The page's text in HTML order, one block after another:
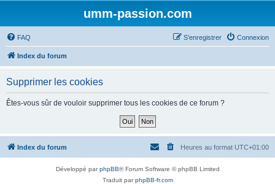
umm-passion.com
FAQ Connexion
S’enregistrer
Index du forum
Supprimer les cookies
Êtes-vous sûr de vouloir supprimer tous les cookies de ce forum ?
Index du forum Heures au format UTC+01:00
Développé parphpBB® Forum Software © phpBB Limited
Traduit parphpBB-fr.com